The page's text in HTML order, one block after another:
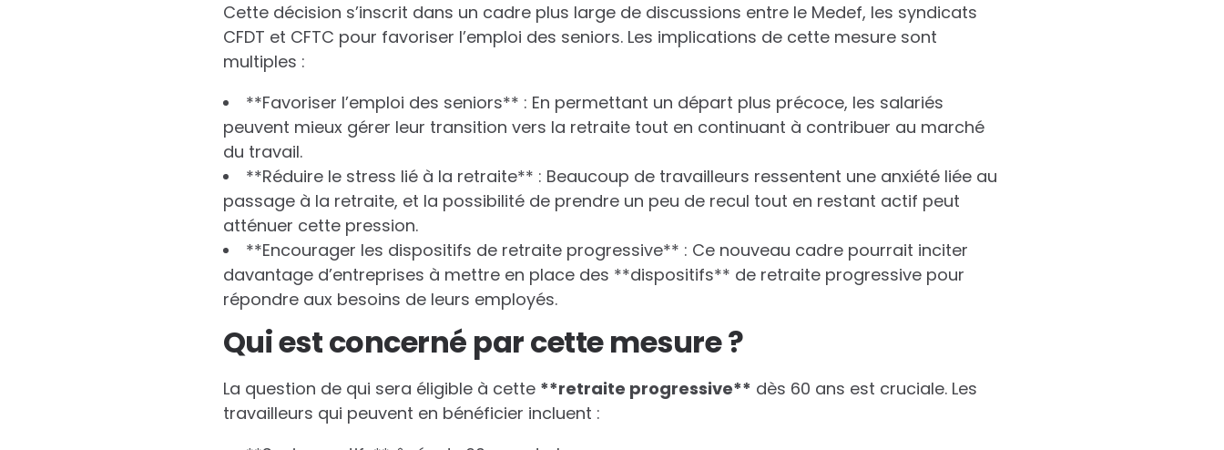
Cette décision s’inscrit dans un cadre plus large de discussions entre le Medef, les syndicats
CFDT et CFTC pour favoriser l’emploi des seniors. Les implications de cette mesure sont
multiples :
**Favoriser l’emploi des seniors** : En permettant un départ plus précoce, les salariés
peuvent mieux gérer leur transition vers la retraite tout en continuant à contribuer au marché
du travail.
**Réduire le stress lié à la retraite** : Beaucoup de travailleurs ressentent une anxiété liée au
passage à la retraite, et la possibilité de prendre un peu de recul tout en restant actif peut
atténuer cette pression.
**Encourager les dispositifs de retraite progressive** : Ce nouveau cadre pourrait inciter
davantage d’entreprises à mettre en place des **dispositifs** de retraite progressive pour
répondre aux besoins de leurs employés.
Qui est concerné par cette mesure ?
La question de qui sera éligible à cette **retraite progressive** dès 60 ans est cruciale. Les
travailleurs qui peuvent en bénéficier incluent :